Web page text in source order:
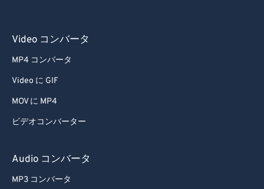
Video コンバータ
MP4 コンバータ
Video に GIF
MOV に MP4
ビデオコンバーター
Audio コンバータ
MP3 コンバータ